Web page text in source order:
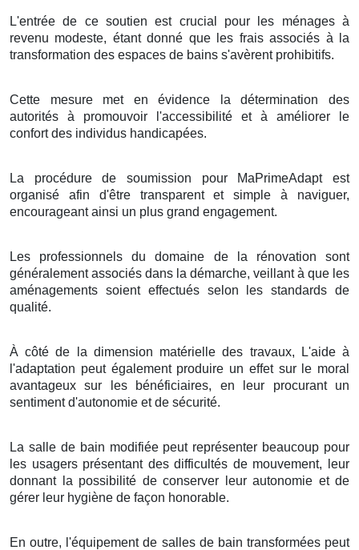
L'entrée de ce soutien est crucial pour les ménages à
revenu modeste, étant donné que les frais associés à la
transformation des espaces de bains s'avèrent prohibitifs.
Cette mesure met en évidence la détermination des
autorités à promouvoir l'accessibilité et à améliorer le
confort des individus handicapées.
La procédure de soumission pour MaPrimeAdapt est
organisé afin d'être transparent et simple à naviguer,
encourageant ainsi un plus grand engagement.
Les professionnels du domaine de la rénovation sont
généralement associés dans la démarche, veillant à que les
aménagements soient effectués selon les standards de
qualité.
À côté de la dimension matérielle des travaux, L'aide à
l'adaptation peut également produire un effet sur le moral
avantageux sur les bénéficiaires, en leur procurant un
sentiment d'autonomie et de sécurité.
La salle de bain modifiée peut représenter beaucoup pour
les usagers présentant des difficultés de mouvement, leur
donnant la possibilité de conserver leur autonomie et de
gérer leur hygiène de façon honorable.
En outre, l'équipement de salles de bain transformées peut